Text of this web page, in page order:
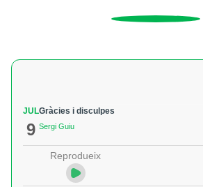
JUL
9
Gràcies i disculpes
Sergi Guiu
Reprodueix